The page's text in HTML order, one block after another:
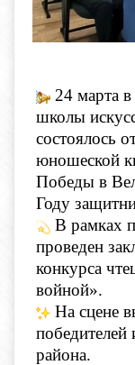
24 марта
школы
состоялось
юношеской
Победы в
Году
В рамках
проведен
конкурса
войной».
На сцене
победителей
района.